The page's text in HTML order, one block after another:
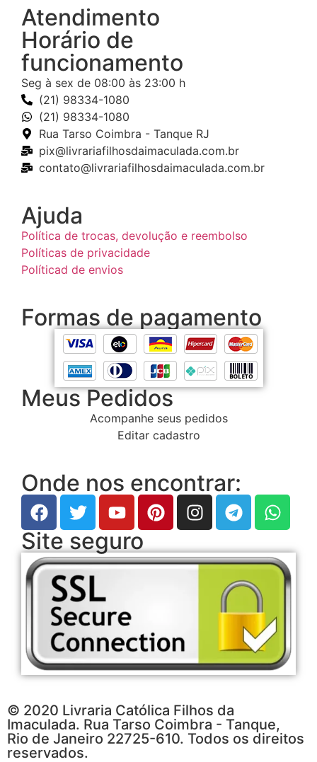
Atendimento
Horário de
funcionamento
Seg à sex de 08:00 às 23:00 h
(21) 98334-1080
(21) 98334-1080
Rua Tarso Coimbra - Tanque RJ
pix@livrariafilhosdaimaculada.com.br
contato@livrariafilhosdaimaculada.com.br
Ajuda
Política de trocas, devolução e reembolso
Políticas de privacidade
Políticad de envios
Formas de pagamento
Meus Pedidos
Acompanhe seus pedidos
Editar cadastro
Onde nos encontrar:
Site seguro
© 2020 Livraria Católica Filhos da
Imaculada. Rua Tarso Coimbra - Tanque,
Rio de Janeiro 22725-610. Todos os direitos
reservados.